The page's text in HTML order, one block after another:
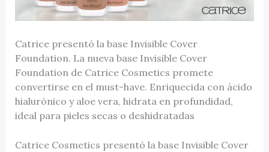
Catrice presentó la base Invisible Cover
Foundation. La nueva base Invisible Cover
Foundation de Catrice Cosmetics promete
convertirse en el must-have. Enriquecida con ácido
hialurónico y aloe vera, hidrata en profundidad,
ideal para pieles secas o deshidratadas
Catrice Cosmetics presentó la base Invisible Cover